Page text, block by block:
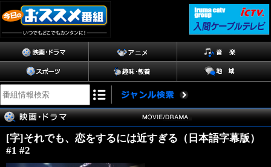
[字]それでも、恋をするには近すぎる（日本語字幕版）
#1 #2